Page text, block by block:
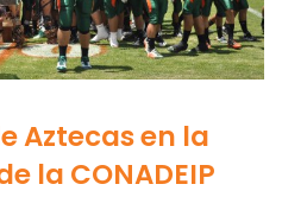
Aztecas en la
la CONADEIP